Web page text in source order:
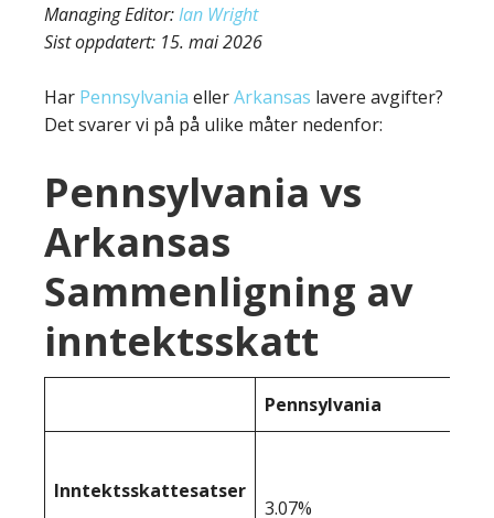
Managing Editor:Ian Wright
Sist oppdatert: 15. mai 2026
Har Pennsylvania ellerArkansas lavere avgifter?
Det svarer vi på på ulike måter nedenfor:
Pennsylvania vs
Arkansas
Sammenligning av
inntektsskatt
Pennsylvania
Inntektsskattesatser
3.07%